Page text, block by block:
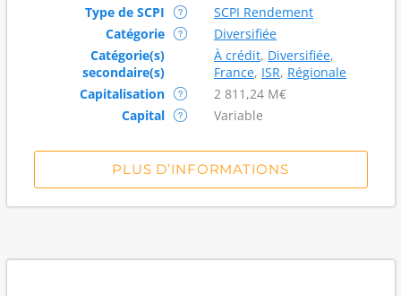
Type de SCPI
SCPI Rendement
Catégorie
Diversifiée
Catégorie(s)
secondaire(s)
À crédit, Diversifiée,
France, ISR, Régionale
Capitalisation
2 811,24 M€
Capital
Variable
PLUS D’INFORMATIONS